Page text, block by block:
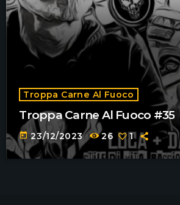
Troppa Carne Al Fuoco
Troppa Carne Al Fuoco #35
today 23/12/2023 26 1